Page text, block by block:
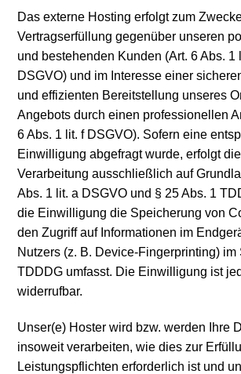
Das externe Hosting erfolgt zum
Vertragserfüllung gegenüber unseren
und bestehenden Kunden (Art. 6 Abs. 1
DSGVO) und im Interesse einer
und effizienten Bereitstellung unseres
Angebots durch einen professionellen
6 Abs. 1 lit. f DSGVO). Sofern eine
Einwilligung abgefragt wurde, erfolgt die
Verarbeitung ausschließlich auf
Abs. 1 lit. a DSGVO und § 25 Abs. 1
die Einwilligung die Speicherung von
den Zugriff auf Informationen im
Nutzers (z. B. Device-Fingerprinting) im
TDDDG umfasst. Die Einwilligung ist
widerrufbar.
Unser(e) Hoster wird bzw. werden Ihre
insoweit verarbeiten, wie dies zur
Leistungspflichten erforderlich ist und